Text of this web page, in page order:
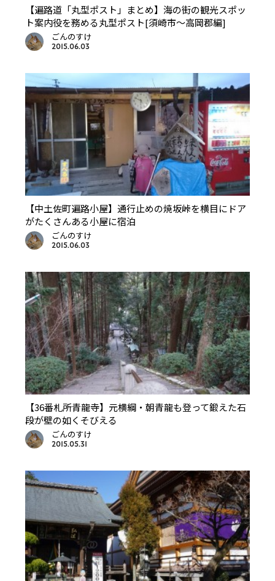
【遍路道「丸型ポスト」まとめ】海の街の観光スポッ
ト案内役を務める丸型ポスト[須崎市〜高岡郡編]
ごんのすけ
2015.06.03
【中土佐町遍路小屋】通行止めの焼坂峠を横目にドア
がたくさんある小屋に宿泊
ごんのすけ
2015.06.03
【36番札所青龍寺】元横綱・朝青龍も登って鍛えた石
段が壁の如くそびえる
ごんのすけ
2015.05.31